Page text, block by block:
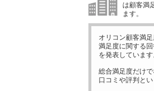
は顧客満
ます。
オリコン顧客満
満足度に関する
を発表しています
総合満足度だけ
口コミや評判と